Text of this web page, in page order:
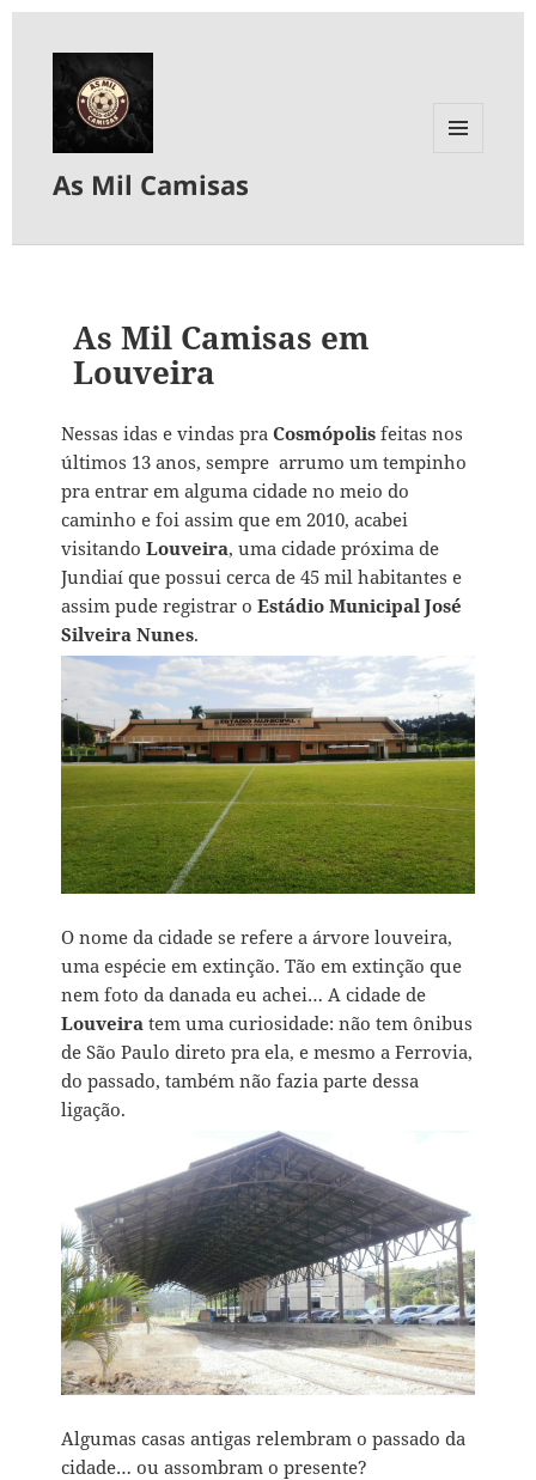
As Mil Camisas
As Mil Camisas em
Louveira
Nessas idas e vindas praCosmópolis feitas nos
últimos 13 anos, sempre arrumo um tempinho
pra entrar em alguma cidade no meio do
caminho e foi assim que em 2010, acabei
visitandoLouveira, uma cidade próxima de
Jundiaí que possui cerca de 45 mil habitantes e
assim pude registrar oEstádio Municipal José
Silveira Nunes.
O nome da cidade se refere a árvore louveira,
uma espécie em extinção. Tão em extinção que
nem foto da danada eu achei… A cidade de
Louveira tem uma curiosidade: não tem ônibus
de São Paulo direto pra ela, e mesmo a Ferrovia,
do passado, também não fazia parte dessa
ligação.
Algumas casas antigas relembram o passado da
cidade… ou assombram o presente?